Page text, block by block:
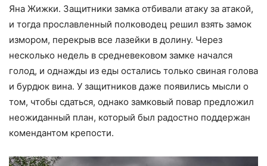
Яна Жижки. Защитники замка отбивали атаку за атакой,
и тогда прославленный полководец решил взять замок
измором, перекрыв все лазейки в долину. Через
несколько недель в средневековом замке начался
голод, и однажды из еды остались только свиная голова
и бурдюк вина. У защитников даже появились мысли о
том, чтобы сдаться, однако замковый повар предложил
неожиданный план, который был радостно поддержан
комендантом крепости.